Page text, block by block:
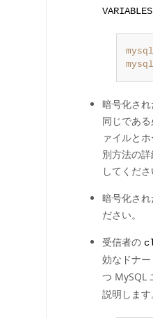
VARIABLES
暗号化さ
同じであ
ァイルと
別方法の詳
してくだ
暗号化さ
ださい。
受信者の
効なドナ
つ MySQL
説明します